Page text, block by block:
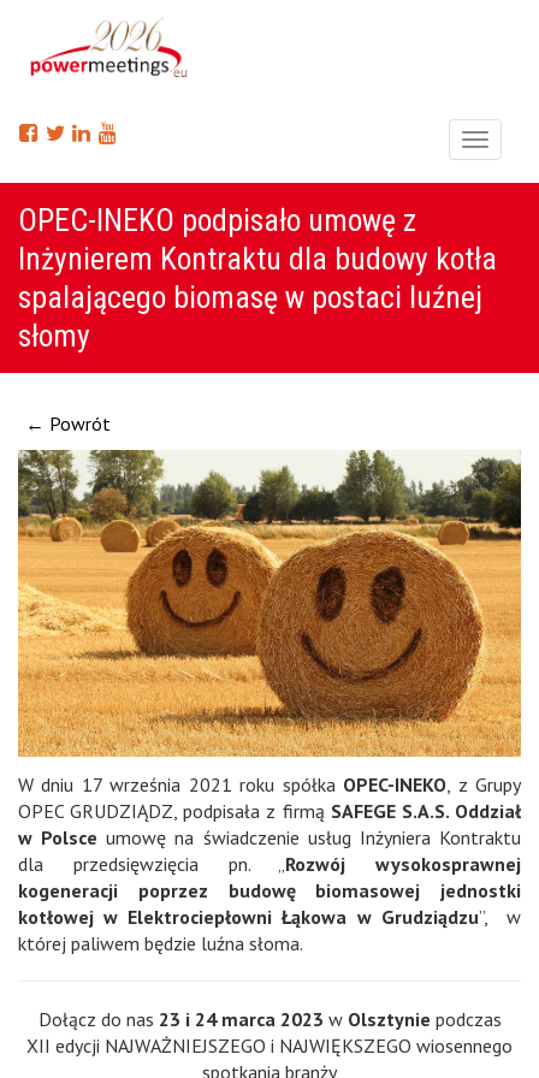
Menu
OPEC-INEKO podpisało umowę z
Inżynierem Kontraktu dla budowy kotła
spalającego biomasę w postaci luźnej
słomy
← Powrót
W dniu 17 września 2021 roku spółka OPEC-INEKO , z Grupy
OPEC GRUDZIĄDZ, podpisała z firmą SAFEGE S.A.S. Oddział
w Polsce umowę na świadczenie usług Inżyniera Kontraktu
dla przedsięwzięcia pn. „ Rozwój wysokosprawnej
kogeneracji poprzez budowę biomasowej jednostki
kotłowej w Elektrociepłowni Łąkowa w Grudziądzu”, w
której paliwem będzie luźna słoma.
Dołącz do nas 23 i 24 marca 2023 wOlsztynie podczas
XII edycji NAJWAŻNIEJSZEGO i NAJWIĘKSZEGO wiosennego
spotkania branży